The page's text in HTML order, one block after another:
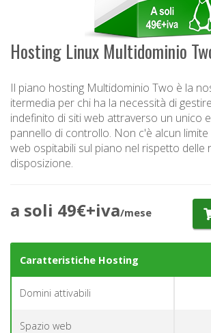
Hosting Linux Multidominio
Il piano hosting Multidominio Two è la
itermedia per chi ha la necessità di
indefinito di siti web attraverso un unico
pannello di controllo. Non c'è alcun
web ospitabili sul piano nel rispetto delle
disposizione.
a soli 49€+iva/mese
Caratteristiche Hosting
Domini attivabili
Spazio web